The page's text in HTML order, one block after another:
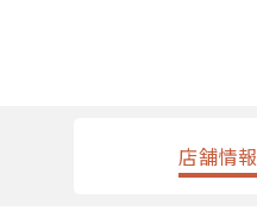
店舗情報